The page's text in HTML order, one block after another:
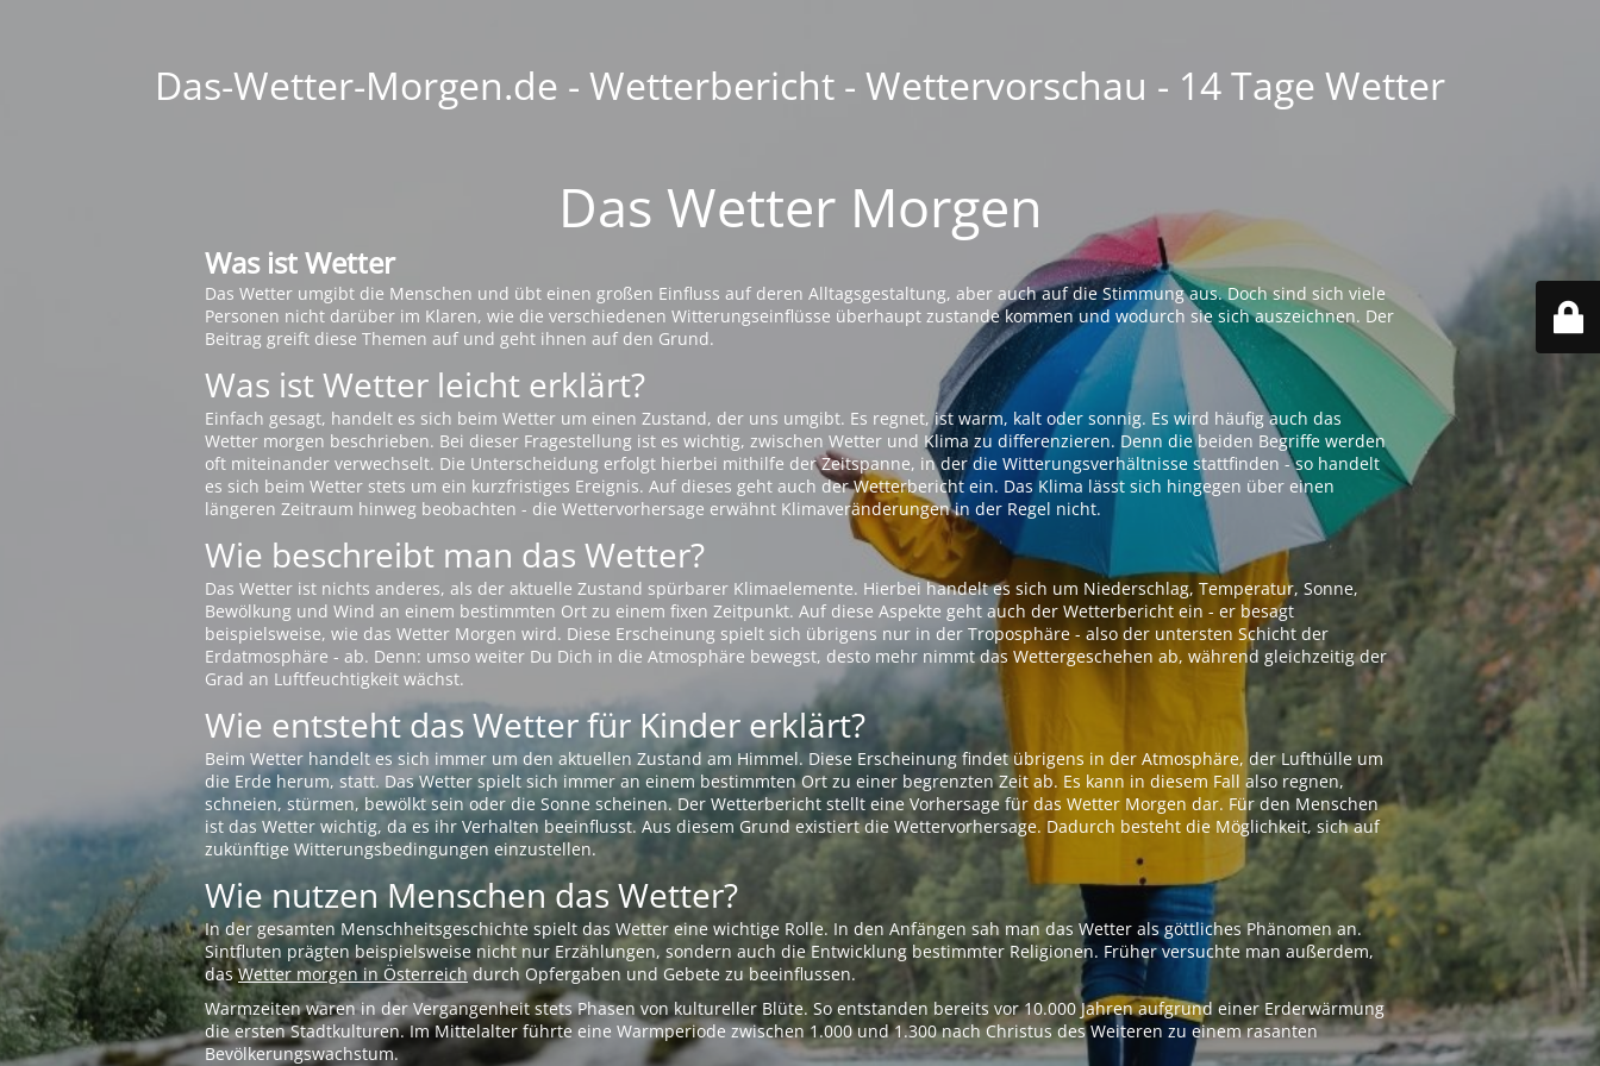
Das-Wetter-Morgen.de - Wetterbericht - Wettervorschau - 14 Tage Wetter
Das Wetter Morgen
Was ist Wetter
Das Wetter umgibt die Menschen und übt einen großen Einfluss auf deren Alltagsgestaltung, aber auch auf die Stimmung aus. Doch sind sich viele
Personen nicht darüber im Klaren, wie die verschiedenen Witterungseinflüsse überhaupt zustande kommen und wodurch sie sich auszeichnen. Der
Beitrag greift diese Themen auf und geht ihnen auf den Grund.
Was ist Wetter leicht erklärt?
Einfach gesagt, handelt es sich beim Wetter um einen Zustand, der uns umgibt. Es regnet, ist warm, kalt oder sonnig. Es wird häufig auch das
Wetter morgen beschrieben. Bei dieser Fragestellung ist es wichtig, zwischen Wetter und Klima zu differenzieren. Denn die beiden Begriffe werden
oft miteinander verwechselt. Die Unterscheidung erfolgt hierbei mithilfe der Zeitspanne, in der die Witterungsverhältnisse stattfinden - so handelt
es sich beim Wetter stets um ein kurzfristiges Ereignis. Auf dieses geht auch der Wetterbericht ein. Das Klima lässt sich hingegen über einen
längeren Zeitraum hinweg beobachten - die Wettervorhersage erwähnt Klimaveränderungen in der Regel nicht.
Wie beschreibt man das Wetter?
Das Wetter ist nichts anderes, als der aktuelle Zustand spürbarer Klimaelemente. Hierbei handelt es sich um Niederschlag, Temperatur, Sonne,
Bewölkung und Wind an einem bestimmten Ort zu einem fixen Zeitpunkt. Auf diese Aspekte geht auch der Wetterbericht ein - er besagt
beispielsweise, wie das Wetter Morgen wird. Diese Erscheinung spielt sich übrigens nur in der Troposphäre - also der untersten Schicht der
Erdatmosphäre - ab. Denn: umso weiter Du Dich in die Atmosphäre bewegst, desto mehr nimmt das Wettergeschehen ab, während gleichzeitig der
Grad an Luftfeuchtigkeit wächst.
Wie entsteht das Wetter für Kinder erklärt?
Beim Wetter handelt es sich immer um den aktuellen Zustand am Himmel. Diese Erscheinung findet übrigens in der Atmosphäre, der Lufthülle um
die Erde herum, statt. Das Wetter spielt sich immer an einem bestimmten Ort zu einer begrenzten Zeit ab. Es kann in diesem Fall also regnen,
schneien, stürmen, bewölkt sein oder die Sonne scheinen. Der Wetterbericht stellt eine Vorhersage für das Wetter Morgen dar. Für den Menschen
ist das Wetter wichtig, da es ihr Verhalten beeinflusst. Aus diesem Grund existiert die Wettervorhersage. Dadurch besteht die Möglichkeit, sich auf
zukünftige Witterungsbedingungen einzustellen.
Wie nutzen Menschen das Wetter?
In der gesamten Menschheitsgeschichte spielt das Wetter eine wichtige Rolle. In den Anfängen sah man das Wetter als göttliches Phänomen an.
Sintfluten prägten beispielsweise nicht nur Erzählungen, sondern auch die Entwicklung bestimmter Religionen. Früher versuchte man außerdem,
dasWetter morgen in Österreichdurch Opfergaben und Gebete zu beeinflussen.
Warmzeiten waren in der Vergangenheit stets Phasen von kultureller Blüte. So entstanden bereits vor 10.000 Jahren aufgrund einer Erderwärmung
die ersten Stadtkulturen. Im Mittelalter führte eine Warmperiode zwischen 1.000 und 1.300 nach Christus des Weiteren zu einem rasanten
Bevölkerungswachstum.